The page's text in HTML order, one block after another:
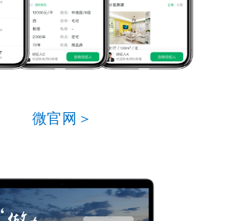
微官网＞